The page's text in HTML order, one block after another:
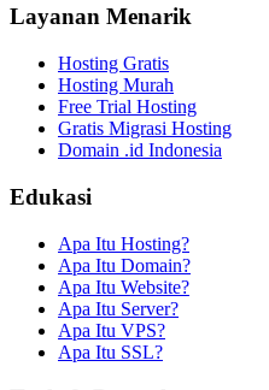
Layanan Menarik
Hosting Gratis
Hosting Murah
Free Trial Hosting
Gratis Migrasi Hosting
Domain .id Indonesia
Edukasi
Apa Itu Hosting?
Apa Itu Domain?
Apa Itu Website?
Apa Itu Server?
Apa Itu VPS?
Apa Itu SSL?